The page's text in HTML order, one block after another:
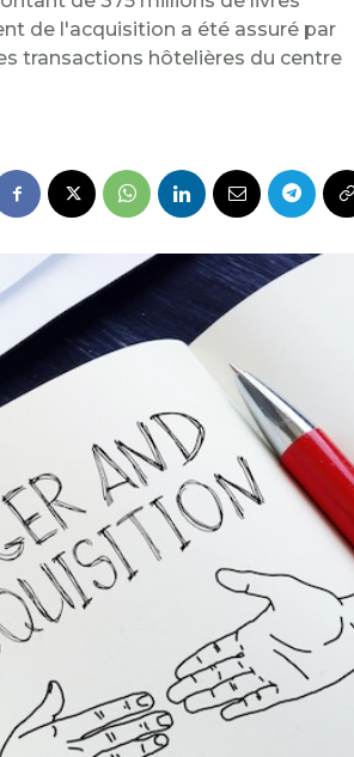
de l'acquisition a été assuré par
transactions hôtelières du centre